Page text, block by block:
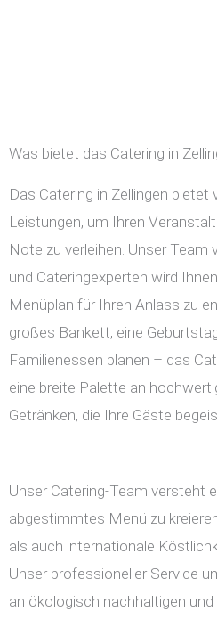
Was bietet das Catering in
Das Catering in Zellingen bietet
Leistungen, um Ihren
Note zu verleihen. Unser Team
und Cateringexperten wird
Menüplan für Ihren Anlass zu
großes Bankett, eine
Familienessen planen – das
eine breite Palette an
Getränken, die Ihre Gäste
Unser Catering-Team versteht
abgestimmtes Menü zu
als auch internationale
Unser professioneller Service
an ökologisch nachhaltigen